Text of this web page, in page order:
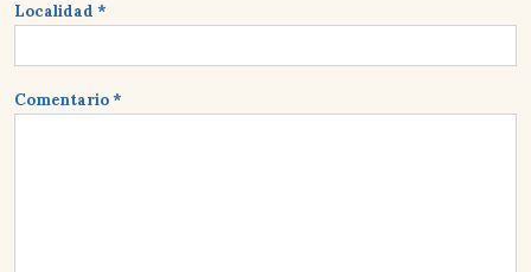
Localidad *
Comentario *